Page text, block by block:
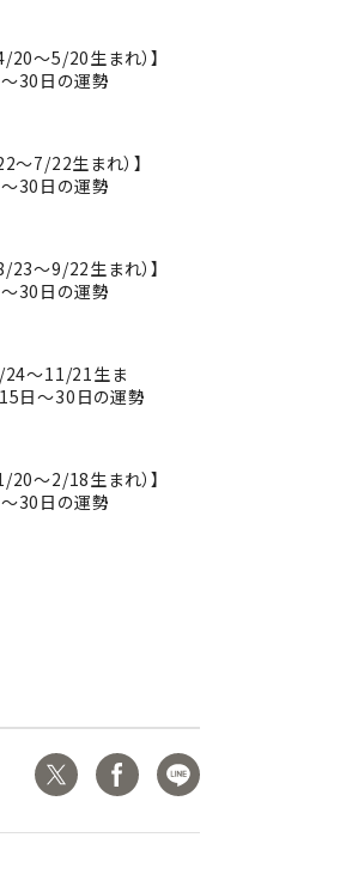
20～5/20生まれ）】
30日の運勢
～7/22生まれ）】
30日の運勢
23～9/22生まれ）】
30日の運勢
24～11/21生ま
15日～30日の運勢
20～2/18生まれ）】
30日の運勢